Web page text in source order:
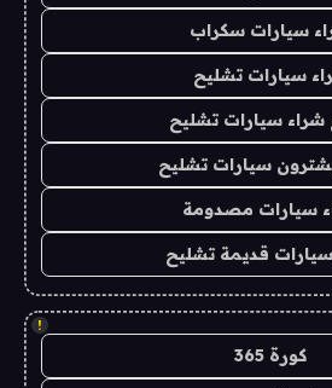
سيارات سكراب
سيارات تشليح
شراء سيارات تشليح
سيارات تشليح
سيارات مصدومة
قديمة تشليح
!
كورة 365